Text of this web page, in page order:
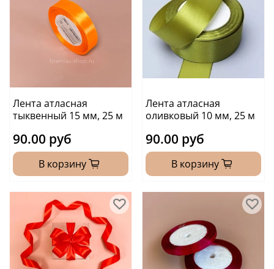
Лента атласная
тыквенный 15 мм, 25 м
90.00 руб
В корзину
Лента атласная
оливковый 10 мм, 25 м
90.00 руб
В корзину